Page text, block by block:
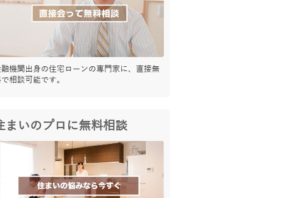
機関出身の住宅ローンの専門家に、直接無
相談可能です。
まいのプロに無料相談